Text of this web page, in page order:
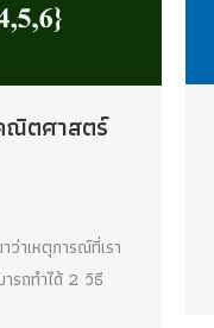
ณิตศาสตร์
าเหตุการณ์ที่เรา
รถทำได้ 2 วิธี